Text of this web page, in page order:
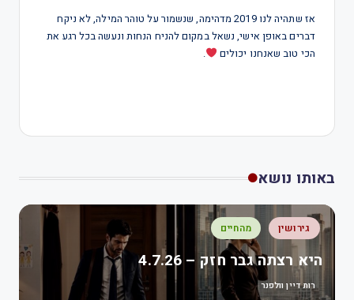
אז שתהיה לנו 2019 מדהימה, שנשמור על טוהר המילה, לא ניקח
דברים באופן אישי, נשאל במקום להניח הנחות ונעשה בכל רגע את
הכי טוב שאנחנו יכולים
.
באותו נושא
גירושין מהחיים
היא רצתה גבר חזק – 4.7.26
רות דיין וולפנר